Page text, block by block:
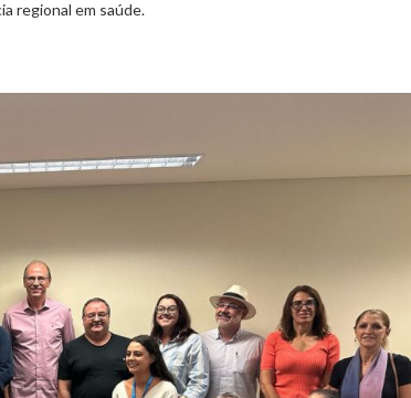
regional em saúde.